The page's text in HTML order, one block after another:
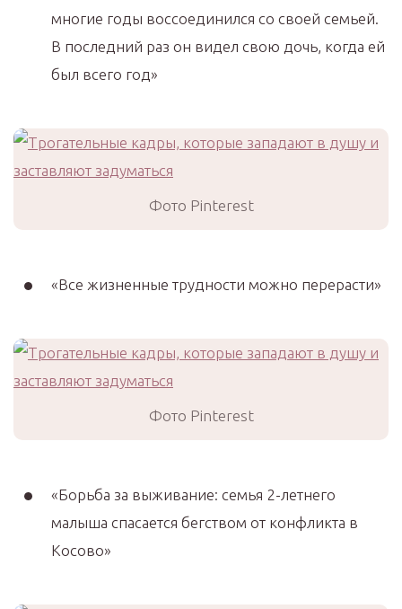
многие годы воссоединился со своей семьей.
В последний раз он видел свою дочь, когда ей
был всего год»
Фото Pinterest
«Все жизненные трудности можно перерасти»
Фото Pinterest
«Борьба за выживание: семья 2-летнего
малыша спасается бегством от конфликта в
Косово»